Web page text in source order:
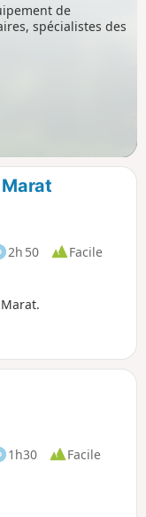
de
spécialistes des
2h 50
Facile
1h30
Facile